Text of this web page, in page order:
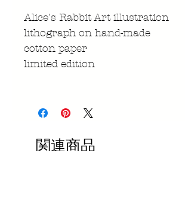
Alice's Rabbit Art illustration
lithograph on hand-made
cotton paper
limited edition
関連商品